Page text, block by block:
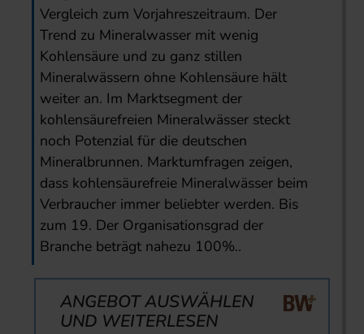
Vergleich zum Vorjahreszeitraum. Der
Trend zu Mineralwasser mit wenig
Kohlensäure und zu ganz stillen
Mineralwässern ohne Kohlensäure hält
weiter an. Im Marktsegment der
kohlensäurefreien Mineralwässer steckt
noch Potenzial für die deutschen
Mineralbrunnen. Marktumfragen zeigen,
dass kohlensäurefreie Mineralwässer beim
Verbraucher immer beliebter werden. Bis
zum 19. Der Organisationsgrad der
Branche beträgt nahezu 100%..
ANGEBOT AUSWÄHLEN
UND WEITERLESEN